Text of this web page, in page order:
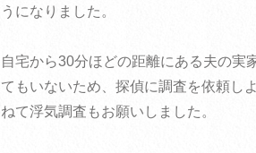
うになりました。
自宅から30分ほどの距離にある夫の実
てもいないため、探偵に調査を依頼し
ねて浮気調査もお願いしました。